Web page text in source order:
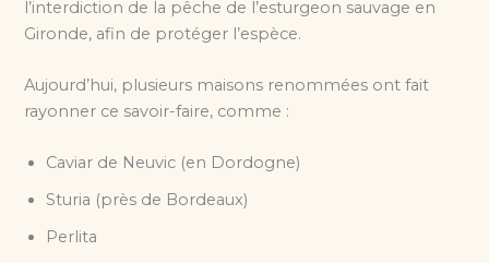
l’interdiction de la pêche de l’esturgeon sauvage en
Gironde, afin de protéger l’espèce.
Aujourd’hui, plusieurs maisons renommées ont fait
rayonner ce savoir-faire, comme :
Caviar de Neuvic (en Dordogne)
Sturia (près de Bordeaux)
Perlita